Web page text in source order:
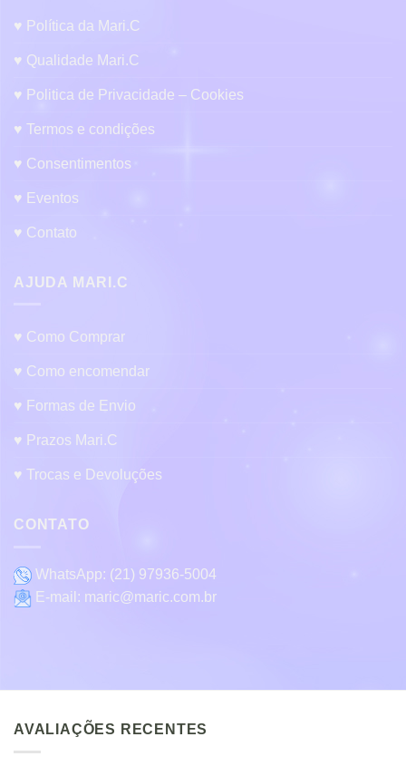
♥ Política da Mari.C
♥ Qualidade Mari.C
♥ Politica de Privacidade – Cookies
♥ Termos e condições
♥ Consentimentos
♥ Eventos
♥ Contato
AJUDA MARI.C
♥ Como Comprar
♥ Como encomendar
♥ Formas de Envio
♥ Prazos Mari.C
♥ Trocas e Devoluções
CONTATO
WhatsApp: (21) 97936-5004
E-mail: maric@maric.com.br
AVALIAÇÕES RECENTES